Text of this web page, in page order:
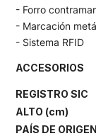
- Forro
- Marcación
- Sistema RFID
ACCESORIOS
REGISTRO SIC
ALTO (cm)
PAÍS DE ORIGEN